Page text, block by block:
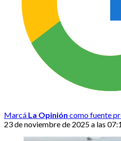
Marcá La Opinión como fuente
23 de noviembre de 2025 a las